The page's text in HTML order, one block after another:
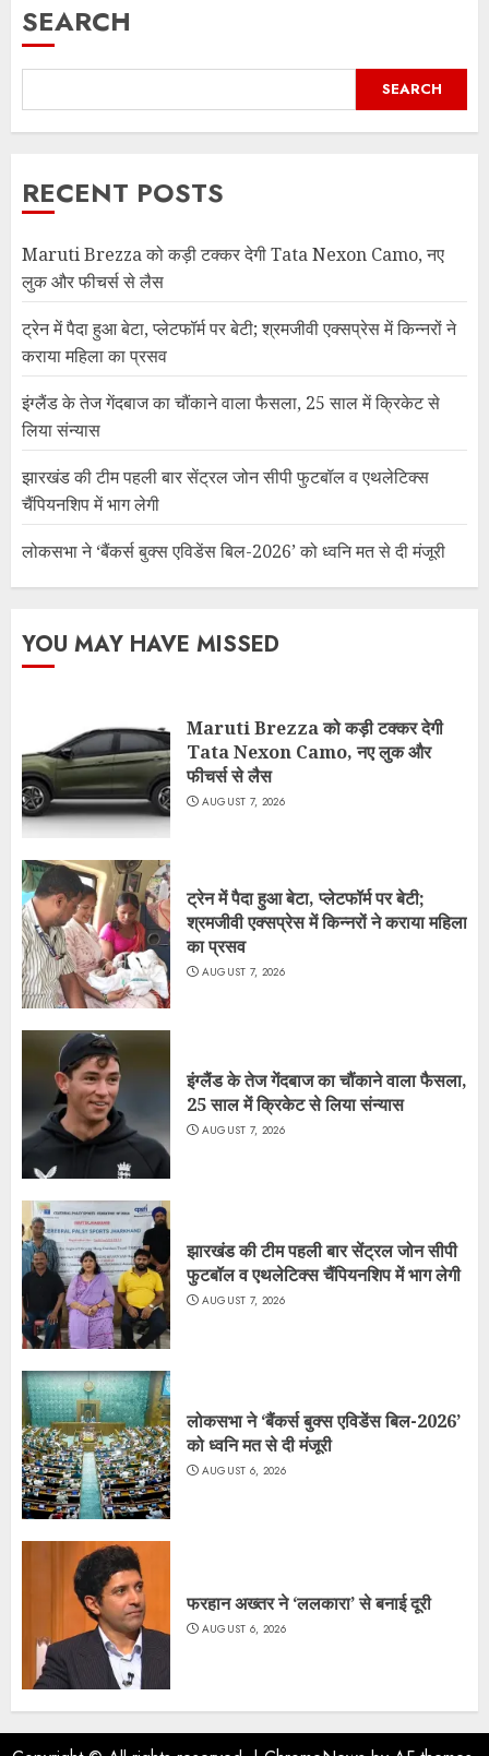
SEARCH
SEARCH
RECENT POSTS
Maruti Brezza को कड़ी टक्कर देगी Tata Nexon Camo, नए
लुक और फीचर्स से लैस
ट्रेन में पैदा हुआ बेटा, प्लेटफॉर्म पर बेटी; श्रमजीवी एक्सप्रेस में किन्नरों ने
कराया महिला का प्रसव
इंग्लैंड के तेज गेंदबाज का चौंकाने वाला फैसला, 25 साल में क्रिकेट से
लिया संन्यास
झारखंड की टीम पहली बार सेंट्रल जोन सीपी फुटबॉल व एथलेटिक्स
चैंपियनशिप में भाग लेगी
लोकसभा ने ‘बैंकर्स बुक्स एविडेंस बिल-2026’ को ध्वनि मत से दी मंजूरी
YOU MAY HAVE MISSED
Maruti Brezza को कड़ी टक्कर देगी
Tata Nexon Camo, नए लुक और
फीचर्स से लैस
AUGUST 7, 2026
ट्रेन में पैदा हुआ बेटा, प्लेटफॉर्म पर बेटी;
श्रमजीवी एक्सप्रेस में किन्नरों ने कराया महिला
का प्रसव
AUGUST 7, 2026
इंग्लैंड के तेज गेंदबाज का चौंकाने वाला फैसला,
25 साल में क्रिकेट से लिया संन्यास
AUGUST 7, 2026
झारखंड की टीम पहली बार सेंट्रल जोन सीपी
फुटबॉल व एथलेटिक्स चैंपियनशिप में भाग लेगी
AUGUST 7, 2026
लोकसभा ने ‘बैंकर्स बुक्स एविडेंस बिल-2026’
को ध्वनि मत से दी मंजूरी
AUGUST 6, 2026
फरहान अख्तर ने ‘ललकारा’ से बनाई दूरी
AUGUST 6, 2026